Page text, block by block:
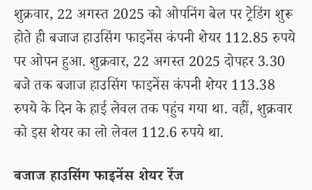
शुक्रवार, 22 अगस्त 2025 को ओपनिंग बेल पर ट्रेडिंग शुरू
होते ही बजाज हाउसिंग फाइनेंस कंपनी शेयर 112.85 रुपये
पर ओपन हुआ. शुक्रवार, 22 अगस्त 2025 दोपहर 3.30
बजे तक बजाज हाउसिंग फाइनेंस कंपनी शेयर 113.38
रुपये के दिन के हाई लेवल तक पहुंच गया था. वहीं, शुक्रवार
को इस शेयर का लो लेवल 112.6 रुपये था.
बजाज हाउसिंग फाइनेंस शेयर रेंज